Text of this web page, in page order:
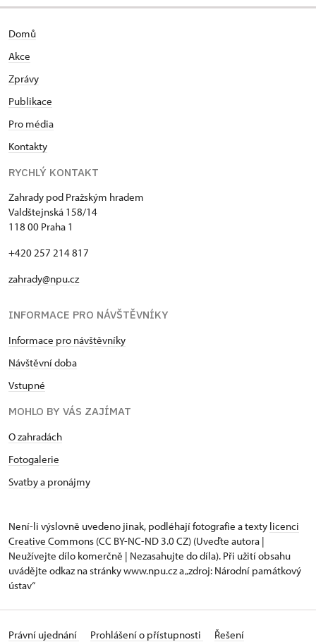
Domů
Akce
Zprávy
Publikace
Pro média
Kontakty
RYCHLÝ KONTAKT
Zahrady pod Pražským hradem
Valdštejnská 158/14
118 00 Praha 1
+420 257 214 817
zahrady@npu.cz
INFORMACE PRO NÁVŠTĚVNÍKY
Informace pro návštěvníky
Návštěvní doba
Vstupné
MOHLO BY VÁS ZAJÍMAT
O zahradách
Fotogalerie
Svatby a pronájmy
Není-li výslovně uvedeno jinak, podléhají fotografie a texty licenci
Creative Commons (CC BY-NC-ND 3.0 CZ) (Uveďte autora |
Neužívejte dílo komerčně | Nezasahujte do díla). Při užití obsahu
uvádějte odkaz na stránky www.npu.cz a „zdroj: Národní památkový
ústav“
Právní ujednání Prohlášení o přístupnosti Řešení